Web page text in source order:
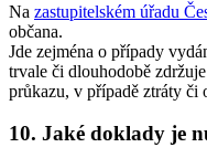
Na zastupitelském úřadu
občana.
Jde zejména o případy
trvale či dlouhodobě
průkazu, v případě ztráty či
10. Jaké doklady je